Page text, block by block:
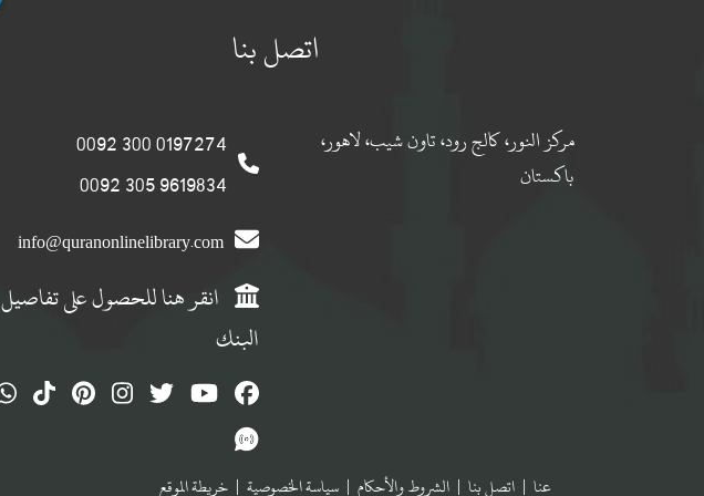
اتصل بنا
مركز النور، كالج رود، تاون شيب، لاهور،
باكستان
0197274 300 0092
9619834 305 0092
info@quranonlinelibrary.com
انقر هنا للحصول على تفاصيل
البنك
عنا | اتصل بنا | الشروط والأحكام | سياسة الخصوصية | خريطة الموقع